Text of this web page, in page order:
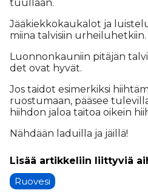
tuul­laan.
Jää­kiek­ko­kau­ka­lot ja
mii­na tal­vi­siin ur­hei­lu­het­kiin.
Luon­non­kau­niin pi­tä­jän
det ovat hy­vät.
Jos tai­dot esi­mer­kik­si
ruos­tu­maan, pää­see
hiih­don ja­loa tai­toa oi­kein
Näh­dään la­duil­la ja jäil­lä!
Ruovesi